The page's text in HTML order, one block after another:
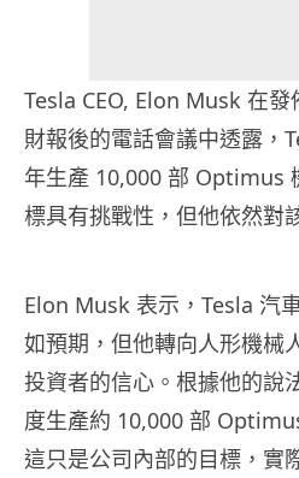
Tesla CEO, Elon Musk 在
財報後的電話會議中透露，
年生產 10,000 部 Optimus
標具有挑戰性，但他依然對
Elon Musk 表示，Tesla 汽
如預期，但他轉向人形機械
投資者的信心。根據他的說
度生產約 10,000 部
這只是公司內部的目標，實